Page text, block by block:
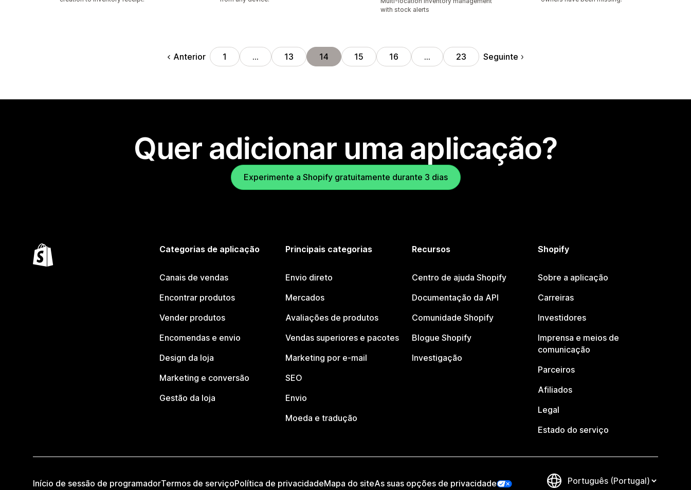
with stock alerts
Anterior 1 … 13 14 15 16 … 23 Seguinte
Quer adicionar uma aplicação?
Experimente a Shopify gratuitamente durante 3 dias
Categorias de aplicação
Canais de vendas
Encontrar produtos
Vender produtos
Encomendas e envio
Design da loja
Marketing e conversão
Gestão da loja
Principais categorias
Envio direto
Mercados
Avaliações de produtos
Vendas superiores e pacotes
Marketing por e-mail
SEO
Envio
Moeda e tradução
Recursos
Centro de ajuda Shopify
Documentação da API
Comunidade Shopify
Blogue Shopify
Investigação
Shopify
Sobre a aplicação
Carreiras
Investidores
Imprensa e meios de
comunicação
Parceiros
Afiliados
Legal
Estado do serviço
Início de sessão de programadorTermos de serviçoPolítica de privacidadeMapa do siteAs suas opções de privacidade